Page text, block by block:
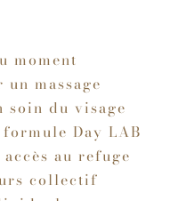
moment
massage
du visage
Day LAB
au refuge
collectif